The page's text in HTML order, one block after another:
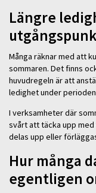
Längre
Många räknar med att
sommaren. Det finns
huvudregeln är att
ledighet under
I verksamheter där
svårt att täcka upp
delas upp eller
Hur många
egentligen